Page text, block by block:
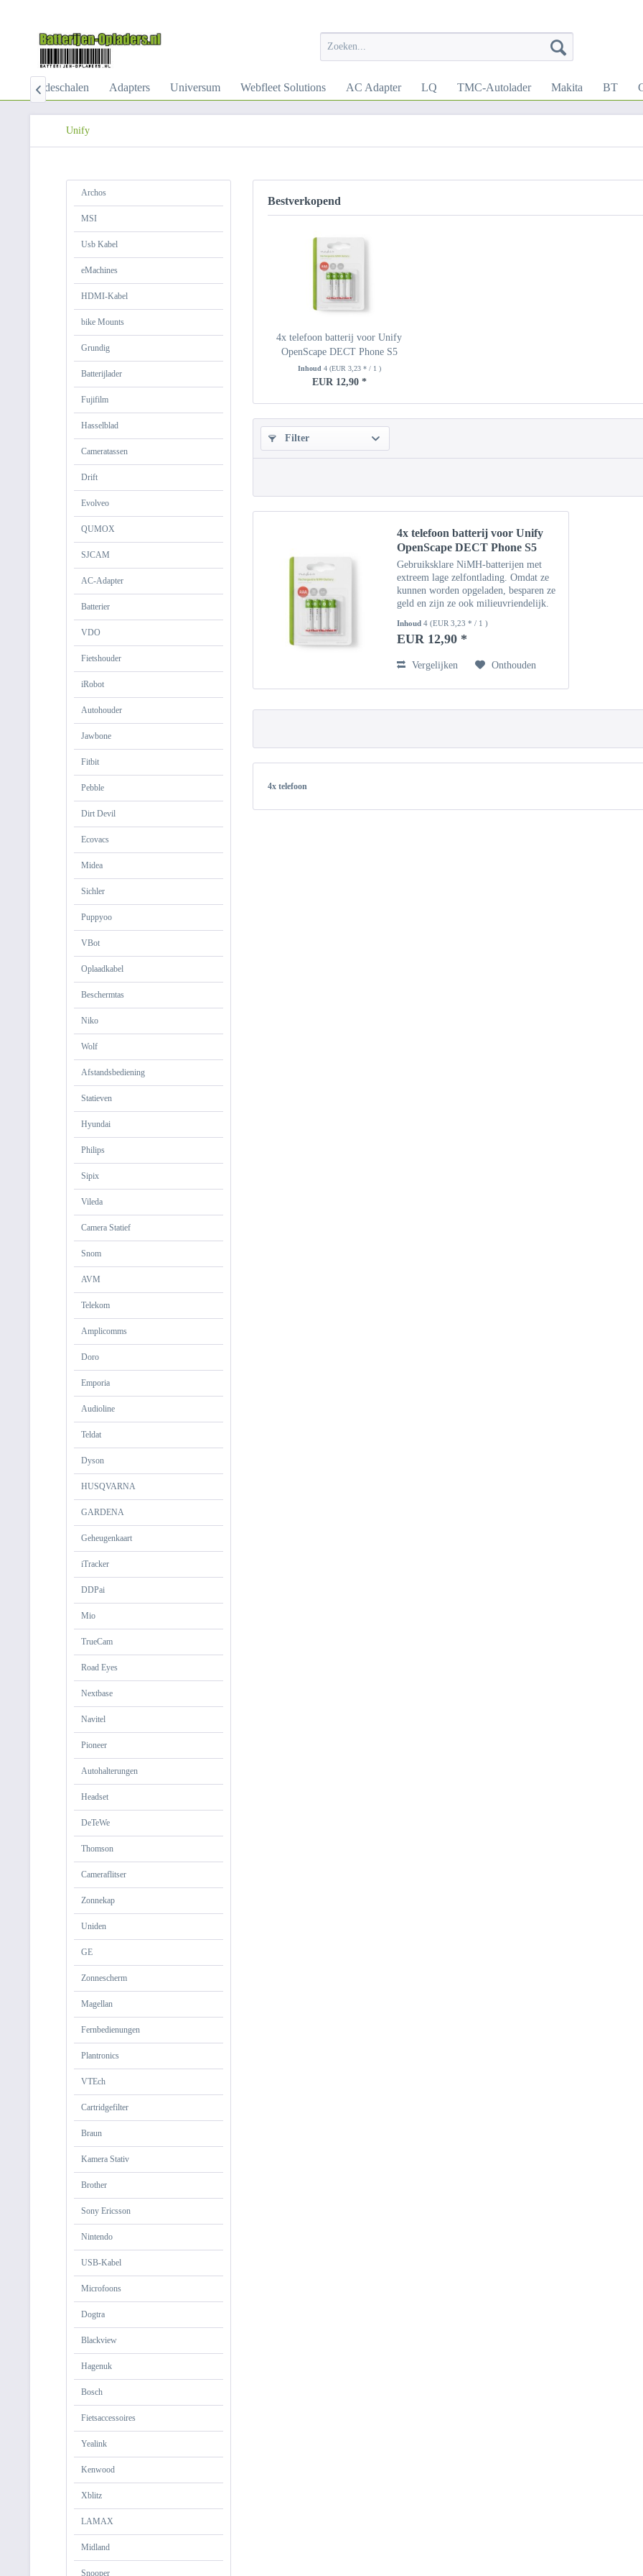
Akkuladeschalen Adapters Universum Webfleet Solutions AC Adapter LQ TMC-Autolader Makita BT

Unify
Archos
MSI
Usb Kabel
eMachines
HDMI-Kabel
bike Mounts
Grundig
Batterijlader
Fujifilm
Hasselblad
Cameratassen
Drift
Evolveo
QUMOX
SJCAM
AC-Adapter
Batterier
VDO
Fietshouder
iRobot
Autohouder
Jawbone
Fitbit
Pebble
Dirt Devil
Ecovacs
Midea
Sichler
Puppyoo
VBot
Oplaadkabel
Beschermtas
Niko
Wolf
Afstandsbediening
Statieven
Hyundai
Philips
Sipix
Vileda
Camera Statief
Snom
AVM
Telekom
Amplicomms
Doro
Emporia
Audioline
Teldat
Dyson
HUSQVARNA
GARDENA
Geheugenkaart
iTracker
DDPai
Mio
TrueCam
Road Eyes
Nextbase
Navitel
Pioneer
Autohalterungen
Headset
DeTeWe
Thomson
Cameraflitser
Zonnekap
Uniden
GE
Zonnescherm
Magellan
Fernbedienungen
Plantronics
VTEch
Cartridgefilter
Braun
Kamera Stativ
Brother
Sony Ericsson
Nintendo
USB-Kabel
Microfoons
Dogtra
Blackview
Hagenuk
Bosch
Fietsaccessoires
Yealink
Kenwood
Xblitz
LAMAX
Midland
Snooper
Bestverkopend
4x telefoon batterij voor Unify
OpenScape DECT Phone S5
Inhoud 4 (EUR 3,23 * / 1 )
EUR 12,90 *
Filter
4x telefoon batterij voor Unify
OpenScape DECT Phone S5
Gebruiksklare NiMH-batterijen met
extreem lage zelfontlading. Omdat ze
kunnen worden opgeladen, besparen ze
geld en zijn ze ook milieuvriendelijk.
voor DECT-telefoons, speelgoed,
zaklampen en...
Inhoud4(EUR 3,23 * / 1 )
EUR 12,90 *
Vergelijken Onthouden
4x telefoon